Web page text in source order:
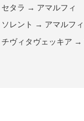
セタラ → アマルフィ
ソレント → アマルフィ
チヴィタヴェッキア →